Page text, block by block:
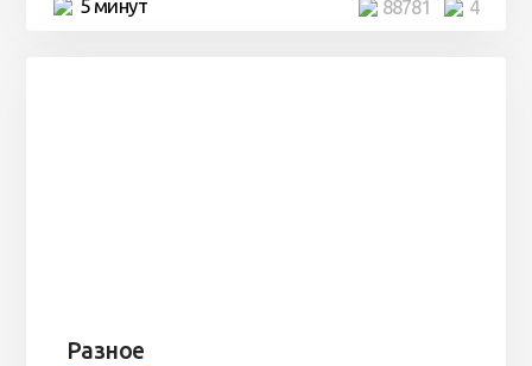
5 минут 4
88781
Разное